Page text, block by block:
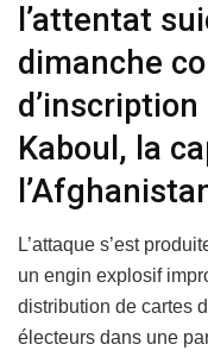
l’attentat
dimanche
Kaboul, la
L’attaque s’est
un engin explosif
distribution de cartes
électeurs dans une